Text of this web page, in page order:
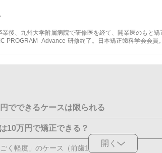
業後、 九州大学附属病院で研修医を経て、開業医のもと
PROGRAM -Advance-研修終了。
日本矯正歯科学会会員。
でできるケースは限られる
10万円で矯正できる？
く軽度」のケース（前歯1～2本のみ）
開く